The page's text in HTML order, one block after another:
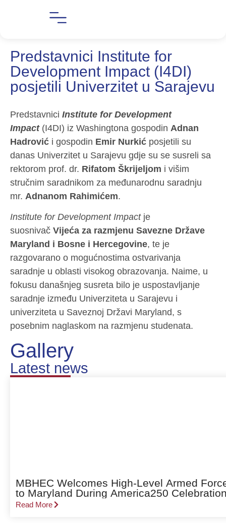
Predstavnici Institute for
Development Impact (I4DI)
posjetili Univerzitet u Sarajevu
Predstavnici Institute for Development
Impact(I4DI) iz Washingtona gospodin Adnan
Hadrović i gospodin Emir Nurkić posjetili su
danas Univerzitet u Sarajevu gdje su se susreli sa
rektorom prof. dr. Rifatom Škrijeljom i višim
stručnim saradnikom za međunarodnu saradnju
mr. Adnanom Rahimićem.
Institute for Development Impactje
suosnivač Vijeća za razmjenu Savezne Države
Maryland i Bosne i Hercegovine, te je
razgovarano o mogućnostima ostvarivanja
saradnje u oblasti visokog obrazovanja. Naime, u
fokusu današnjeg susreta bilo je uspostavljanje
saradnje između Univerziteta u Sarajevu i
univerziteta u Saveznoj Državi Maryland, s
posebnim naglaskom na razmjenu studenata.
Gallery
Latest news
MBHEC Welcomes High-Level Armed
to Maryland During America250
Read More